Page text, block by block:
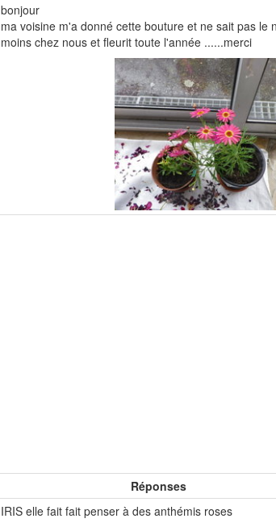
bonjour
ma voisine m'a donné cette bouture et ne sait pas le
moins chez nous et fleurit toute l'année ......merci
Réponses
IRIS elle fait fait penser à des anthémis roses